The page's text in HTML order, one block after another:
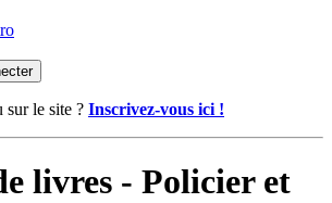
sur le site ? Inscrivez-vous ici !
livres - Policier et